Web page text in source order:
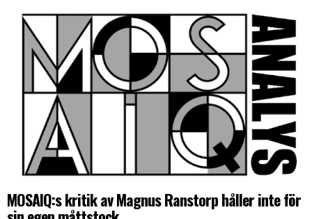
MOSAIQ:s kritik av Magnus Ranstorp håller inte för